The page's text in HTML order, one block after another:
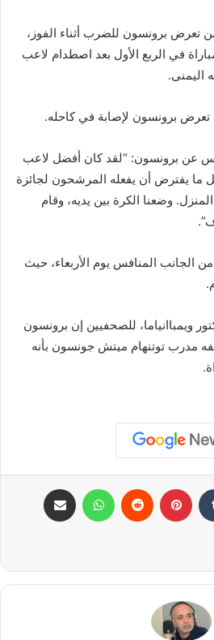
تعرض برونسون للضرب أثناء الفوز،
في الربع الأول بعد اصطدام لاعب
اليمنى.
تعرض برونسون لإصابة في كاحله.
عن برونسون: “لقد كان أفضل لاعب
ما يفترض أن يفعله المرشحون لجائزة
وضعنا الكرة بين يديه، وقام
الجانب المنافس يوم الأربعاء، حيث
ويمباانياما، للصحفيين إن برونسون
مدرب توتنهام ميتش جونسون بأنه
بينتيريست واتساب